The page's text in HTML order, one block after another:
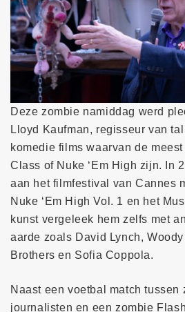
Deze zombie namiddag werd
Lloyd Kaufman, regisseur van
komedie films waarvan de
Class of Nuke ‘Em High zijn. In
aan het filmfestival van Cannes
Nuke ‘Em High Vol. 1 en het
kunst vergeleek hem zelfs met
aarde zoals David Lynch,
Brothers en Sofia Coppola.
Naast een voetbal match tussen
journalisten en een zombie